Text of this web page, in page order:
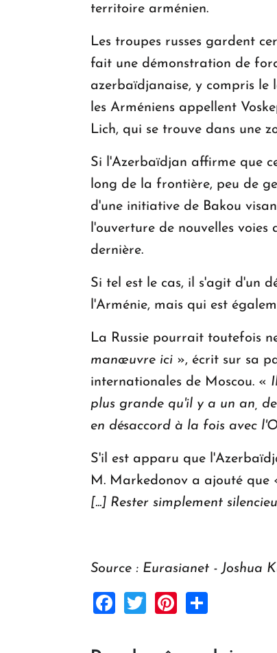
territoire arménien.
Les troupes russes gardent
fait une démonstration de
azerbaïdjanaise, y compris
les Arméniens appellent
Lich, qui se trouve dans une
Si l'Azerbaïdjan affirme que
long de la frontière, peu de
d'une initiative de Bakou
l'ouverture de nouvelles
dernière.
Si tel est le cas, il s'agit d'un
l'Arménie, mais qui est
La Russie pourrait toutefois
manœuvre ici », écrit sur sa
internationales de Moscou. «
plus grande qu'il y a un an,
en désaccord à la fois avec
S'il est apparu que
M. Markedonov a ajouté que
[...] Rester simplement
Source : Eurasianet - Joshua
Facebook
TwitterPinterest